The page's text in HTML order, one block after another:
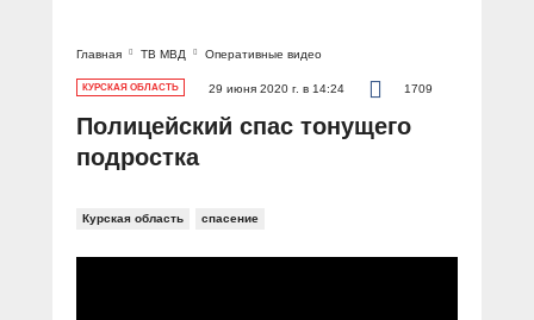
Главная ТВ МВД Оперативные видео
КУРСКАЯ ОБЛАСТЬ 29 июня 2020 г. в 14:24 1709
Полицейский спас тонущего
подростка
Курская область спасение